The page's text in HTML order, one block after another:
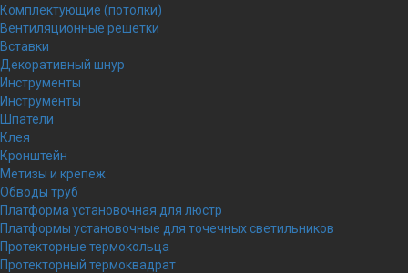
Комплектующие (потолки)
Вентиляционные решетки
Вставки
Декоративный шнур
Инструменты
Инструменты
Шпатели
Клея
Кронштейн
Метизы и крепеж
Обводы труб
Платформа установочная для люстр
Платформы установочные для точечных светильников
Протекторные термокольца
Протекторный термоквадрат